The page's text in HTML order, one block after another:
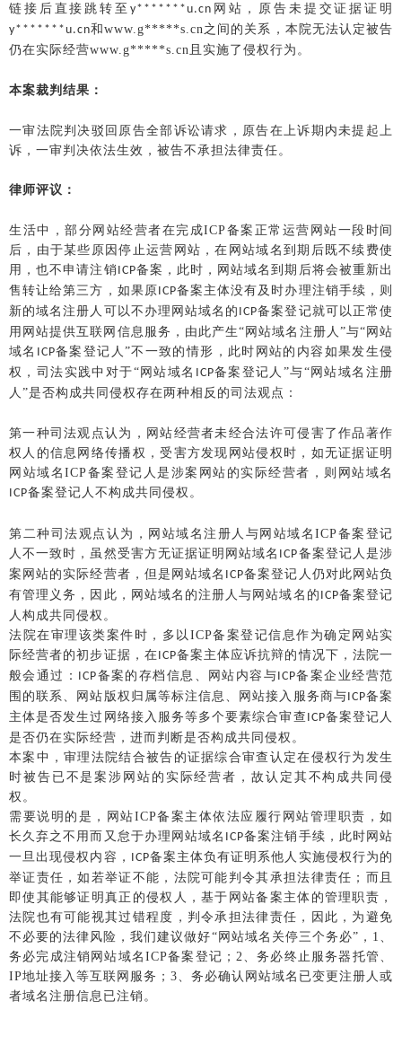
链接后直接跳转至 y*******u.cn 网站，原告未提交证据证明
y*******u.cn和www.g*****s.cn之间的关系，本院无法认定被告
仍在实际经营www.g*****s.cn且实施了侵权行为。
本案裁判结果：
一审法院判决驳回原告全部诉讼请求，原告在上诉期内未提起上
诉，一审判决依法生效，被告不承担法律责任。
律师评议：
生活中，部分网站经营者在完成ICP备案正常运营网站一段时间
后，由于某些原因停止运营网站，在网站域名到期后既不续费使
用，也不申请注销 ICP备案，此时，网站域名到期后将会被重新出
售转让给第三方，如果原ICP备案主体没有及时办理注销手续，则
新的域名注册人可以不办理网站域名的 ICP备案登记就可以正常使
用网站提供互联网信息服务，由此产生“网站域名注册人”与“网站
域名 ICP备案登记人 ”不一致的情形，此时网站的内容如果发生侵
权，司法实践中对于“网站域名 ICP备案登记人 ”与“网站域名注册
人”是否构成共同侵权存在两种相反的司法观点：
第一种司法观点认为，网站经营者未经合法许可侵害了作品著作
权人的信息网络传播权，受害方发现网站侵权时，如无证据证明
网站域名 ICP备案登记人是涉案网站的实际经营者，则网站域名
ICP备案登记人不构成共同侵权。
第二种司法观点认为，网站域名注册人与网站域名 ICP备案登记
人不一致时，虽然受害方无证据证明网站域名 ICP备案登记人是涉
案网站的实际经营者，但是网站域名 ICP备案登记人仍对此网站负
有管理义务，因此，网站域名的注册人与网站域名的 ICP备案登记
人构成共同侵权。
法院在审理该类案件时，多以 ICP备案登记信息作为确定网站实
际经营者的初步证据，在ICP备案主体应诉抗辩的情况下，法院一
般会通过： ICP备案的存档信息、网站内容与ICP备案企业经营范
围的联系、网站版权归属等标注信息、网站接入服务商与ICP备案
主体是否发生过网络接入服务等多个要素综合审查 ICP备案登记人
是否仍在实际经营，进而判断是否构成共同侵权。
本案中，审理法院结合被告的证据综合审查认定在侵权行为发生
时被告已不是案涉网站的实际经营者，故认定其不构成共同侵
权。
需要说明的是，网站ICP备案主体依法应履行网站管理职责，如
长久弃之不用而又怠于办理网站域名 ICP备案注销手续，此时网站
一旦出现侵权内容， ICP备案主体负有证明系他人实施侵权行为的
举证责任，如若举证不能，法院可能判令其承担法律责任；而且
即使其能够证明真正的侵权人，基于网站备案主体的管理职责，
法院也有可能视其过错程度，判令承担法律责任，因此，为避免
不必要的法律风险，我们建议做好“网站域名关停三个务必”，1、
务必完成注销网站域名ICP备案登记；2、务必终止服务器托管、
IP地址接入等互联网服务；3、务必确认网站域名已变更注册人或
者域名注册信息已注销。